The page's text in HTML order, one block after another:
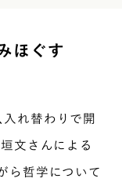
ほぐす
入れ替わりで開
文さんによる
ら哲学について